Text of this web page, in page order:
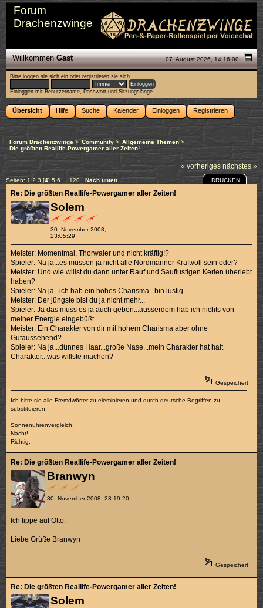
Forum
Drachenzwinge
07. August 2026, 14:16:00
WillkommenGast
Bitte loggen sie sich ein oderregistrieren sie sich.
Einloggen mit Benutzername, Passwort und Sitzungslänge
Übersicht Hilfe Suche Kalender Einloggen Registrieren
Forum Drachenzwinge > Community> Allgemeine Themen>
Die größten Reallife-Powergamer aller Zeiten!
« vorheriges nächstes »
Seiten: 1 2 3 [4] 5 6 ... 120 Nach unten DRUCKEN
Solem
30. November 2008,
23:05:29
Re: Die größten Reallife-Powergamer aller Zeiten!
Meister: Momentmal, Thorwaler und nicht kräftig!?
Spieler: Na ja...es müssen ja nicht alle Nordmänner Kraftvoll sein oder?
Meister: Und wie willst du dann unter Rauf und Sauflustigen Kerlen überlebt
haben?
Spieler: Na ja...ich hab ein hohes Charisma...bin lustig...
Meister: Der jüngste bist du ja nicht mehr...
Spieler: Ja das muss es ja auch geben...ausserdem hab ich nichts von
meiner Energie eingebüßt...
Meister: Ein Charakter von dir mit hohem Charisma aber ohne
Gutaussehend?
Spieler: Na ja...dünnes Haar...große Nase...mein Charakter hat halt
Charakter...was willste machen?
Gespeichert
Ich bitte sie alle Fremdwörter zu eleminieren und durch deutsche Begriffen zu
substituieren.
Sonnenuhrenvergleich.
Nacht!
Richtig.
Branwyn
30. November 2008, 23:19:20
Re: Die größten Reallife-Powergamer aller Zeiten!
Ich tippe auf Otto.
Liebe Grüße Branwyn
Gespeichert
Solem
Re: Die größten Reallife-Powergamer aller Zeiten!